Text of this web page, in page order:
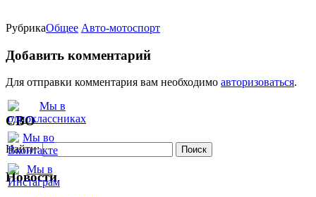
РубрикаOбщее Авто-мотоспорт
Добавить комментарий
Для отправки комментария вам необходимо авторизоваться.
СВО
Найти:
Новости